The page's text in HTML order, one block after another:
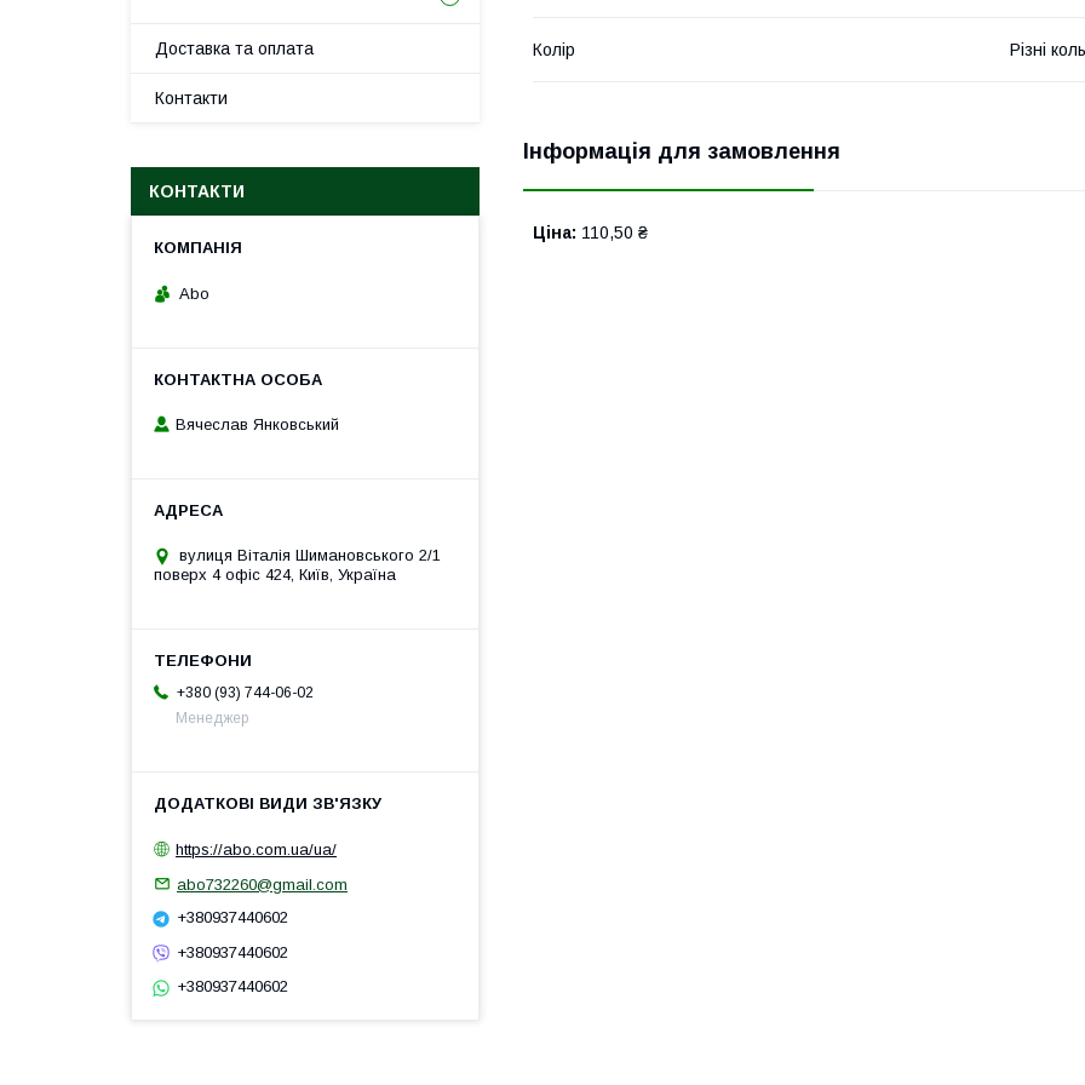
Колір Різні
Інформація для замовлення
Ціна: 110,50 ₴
Доставка та оплата
Контакти
КОНТАКТИ
Abo
Вячеслав Янковський
вулиця Віталія Шимановського 2/1
поверх 4 офіс 424, Київ, Україна
+380 (93) 744-06-02
Менеджер
https://abo.com.ua/ua/
abo732260@gmail.com
+380937440602
+380937440602
+380937440602